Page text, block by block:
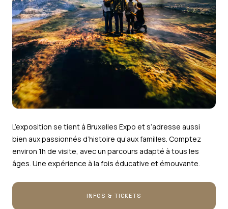
L’exposition se tient à Bruxelles Expo et s’adresse aussi
bien aux passionnés d’histoire qu’aux familles. Comptez
environ 1h de visite, avec un parcours adapté à tous les
âges. Une expérience à la fois éducative et émouvante.
INFOS & TICKETS